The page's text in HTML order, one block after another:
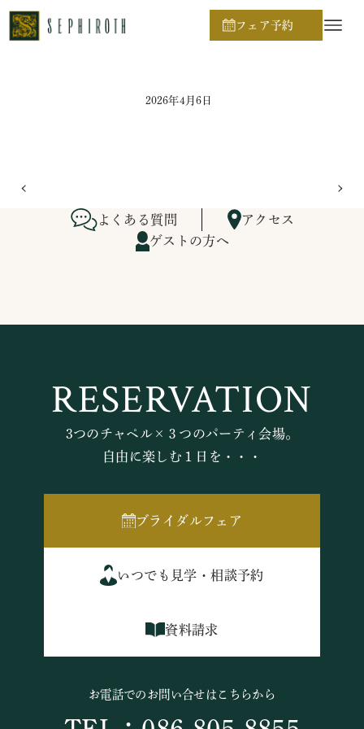
フェア予約
ホーム
2026年4月6日
よくある質問
アクセス
ゲストの方へ
RESERVATION
3つのチャペル×３つのパーティ会場。
自由に楽しむ１日を・・・
ブライダルフェア
いつでも見学・相談予約
資料請求
お電話でのお問い合せはこちらから